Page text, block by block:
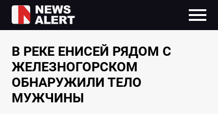
В РЕКЕ ЕНИСЕЙ РЯДОМ С
ЖЕЛЕЗНОГОРСКОМ
ОБНАРУЖИЛИ ТЕЛО
МУЖЧИНЫ